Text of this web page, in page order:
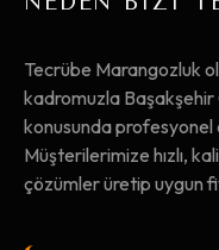
Tecrübe Marangozluk
kadromuzla
konusunda profesyonel
Müşterilerimize hızlı,
çözümler üretip uygun